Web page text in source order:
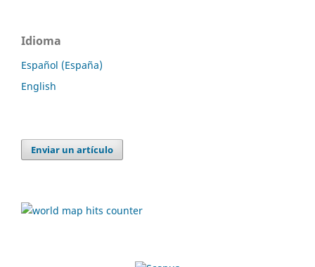
Idioma
Español (España)
English
Enviar un artículo